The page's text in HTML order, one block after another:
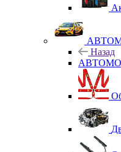
Назад